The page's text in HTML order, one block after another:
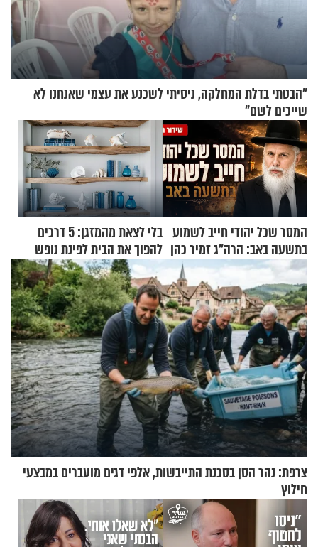
"הבטתי בדלת המחלקה, ניסיתי לשכנע את עצמי שאנחנו לא
שייכים לשם"
המסר שכל יהודי חייב לשמוע
בתשעה באב: הרה"ג זמיר כהן
בשיעור מיוחד
בלי לצאת מהמזגן: 5 דרכים
להפוך את הבית לפינת נופש
מעוצבת
צרפת: נהר הסן בסכנת התייבשות, אלפי דגים מועברים במבצעי
חילוץ